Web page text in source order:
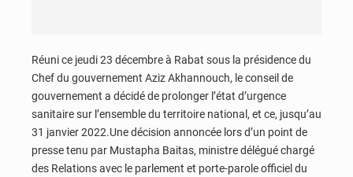
Réuni ce jeudi 23 décembre à Rabat sous la présidence du
Chef du gouvernement Aziz Akhannouch, le conseil de
gouvernement a décidé de prolonger l’état d’urgence
sanitaire sur l’ensemble du territoire national, et ce, jusqu’au
31 janvier 2022.Une décision annoncée lors d’un point de
presse tenu par Mustapha Baitas, ministre délégué chargé
des Relations avec le parlement et porte-parole officiel du